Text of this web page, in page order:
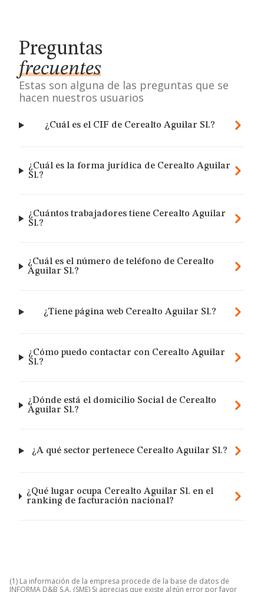
Preguntas
frecuentes
Estas son alguna de las preguntas que se
hacen nuestros usuarios
¿Cuál es el CIF de Cerealto Aguilar Sl.?
¿Cuál es la forma jurídica de Cerealto Aguilar
Sl.?
¿Cuántos trabajadores tiene Cerealto Aguilar
Sl.?
¿Cuál es el número de teléfono de Cerealto
Aguilar Sl.?
¿Tiene página web Cerealto Aguilar Sl.?
¿Cómo puedo contactar con Cerealto Aguilar
Sl.?
¿Dónde está el domicilio Social de Cerealto
Aguilar Sl.?
¿A qué sector pertenece Cerealto Aguilar Sl.?
¿Qué lugar ocupa Cerealto Aguilar Sl. en el
ranking de facturación nacional?
(1) La información de la empresa procede de la base de datos de
INFORMA D&B S.A. (SME) Si aprecias que existe algún error por favor